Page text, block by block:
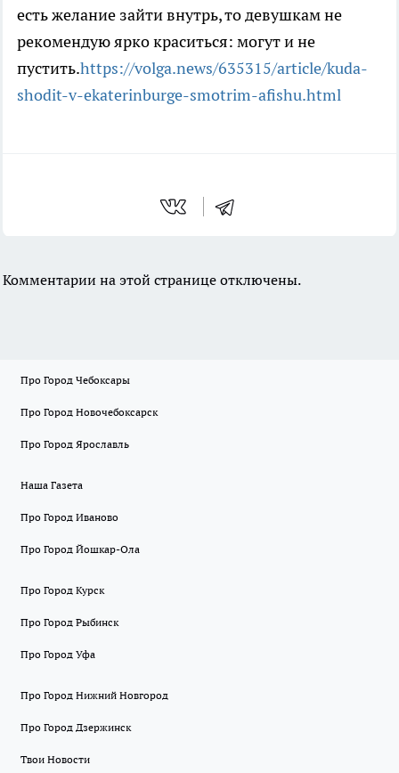
есть желание зайти внутрь, то девушкам не
рекомендую ярко краситься: могут и не
пустить.https://volga.news/635315/article/kuda-
shodit-v-ekaterinburge-smotrim-afishu.html
Комментарии на этой странице отключены.
Про Город Чебоксары
Про Город Новочебоксарск
Про Город Ярославль
Наша Газета
Про Город Иваново
Про Город Йошкар-Ола
Про Город Курск
Про Город Рыбинск
Про Город Уфа
Про Город Нижний Новгород
Про Город Дзержинск
Твои Новости